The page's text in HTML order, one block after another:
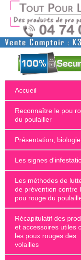
Accueil
Reconnaître le pou
du poulailler
Présentation, biologie
Les signes
Les méthodes de
de prévention contre
pou rouge du
Récapitulatif des
et accessoires utiles
les poux rouges des
volailles